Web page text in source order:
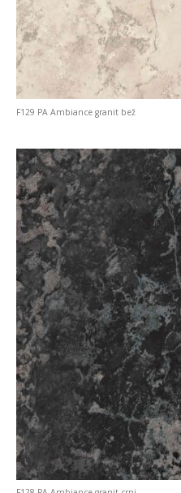
F129 PA Ambiance granit bež